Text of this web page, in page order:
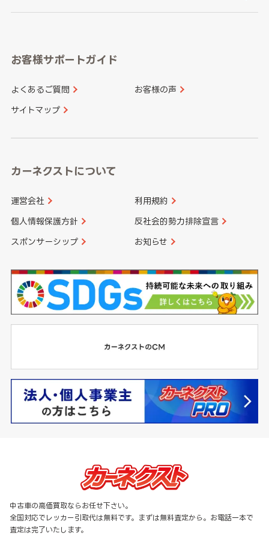
愛知県
和歌山県
山口県
香川県 愛媛県
長崎県
大分県 宮崎県
お客様サポートガイド
よくあるご質問 お客様の声
サイトマップ
カーネクストについて
運営会社 利用規約
個人情報保護方針 反社会的勢力排除宣言
スポンサーシップ お知らせ
中古車の高価買取ならお任せ下さい。
全国対応でレッカー引取代は無料です。まずは無料査定から。お電話一本で
査定は完了いたします。